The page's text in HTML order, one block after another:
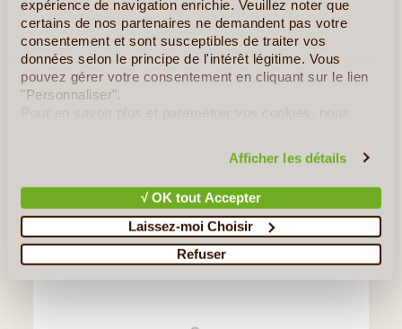
expérience de navigation enrichie. Veuillez noter que
certains de nos partenaires ne demandent pas votre
consentement et sont susceptibles de traiter vos
données selon le principe de l'intérêt légitime. Vous
pouvez gérer votre consentement en cliquant sur le lien
"Personnaliser".
Pour en savoir plus et paramétrer vos cookies, nous
Afficher les détails
√ OK tout Accepter
Laissez-moi Choisir
Refuser
Terra Balka - Croatie
CHRISTINE B.
DU 08/04/2023 AU 26/04/2023
Voyage très intéressant et merci encore à Terra Balka
pour la préparation du voyage , les détails du carnet de route, (...)
Lire la suite ≻